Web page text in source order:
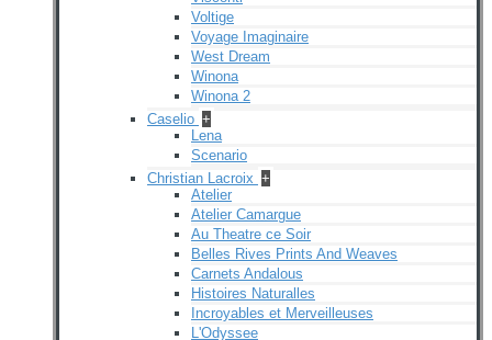
Voltige
Voyage Imaginaire
West Dream
Winona
Winona 2
Caselio +
Lena
Scenario
Christian Lacroix +
Atelier
Atelier Camargue
Au Theatre ce Soir
Belles Rives Prints And Weaves
Carnets Andalous
Histoires Naturalles
Incroyables et Merveilleuses
L'Odyssee